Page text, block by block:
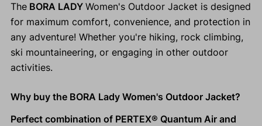
TheBORA LADY Women's Outdoor Jacket is designed
for maximum comfort, convenience, and protection in
any adventure! Whether you're hiking, rock climbing,
ski mountaineering, or engaging in other outdoor
activities.
Why buy the BORA Lady Women's Outdoor Jacket?
Perfect combination of PERTEX® Quantum Air and